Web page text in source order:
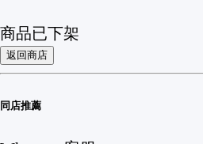
商品已下架
返回商店
同店推薦